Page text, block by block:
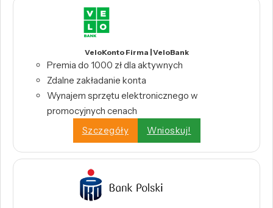
VeloKonto Firma | VeloBank
Premia do 1000 zł dla aktywnych
Zdalne zakładanie konta
Wynajem sprzętu elektronicznego w
promocyjnych cenach
Szczegóły
Wnioskuj!